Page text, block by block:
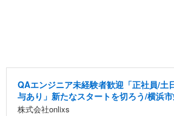
QAエンジニア未経験者歓迎「正社員/土
与あり」新たなスタートを切ろう/横浜
株式会社onlixs